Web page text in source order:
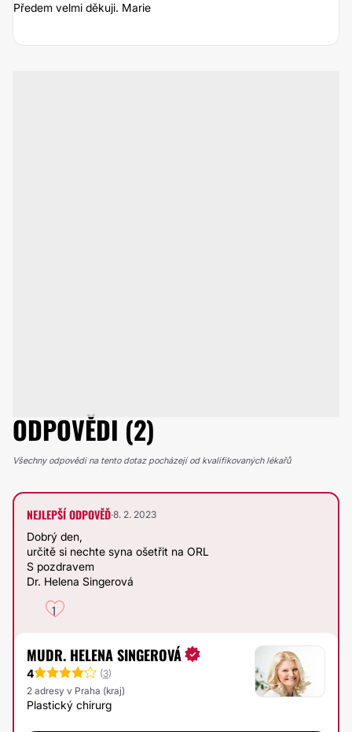
Předem velmi děkuji. Marie
ODPOVĚDI (2)
Všechny odpovědi na tento dotaz pocházejí od kvalifikovaných lékařů
NEJLEPŠÍ ODPOVĚĎ·8. 2. 2023
Dobrý den,
určitě si nechte syna ošetřit na ORL
S pozdravem
Dr. Helena Singerová
1
MUDR. HELENA SINGEROVÁ
4 (3)
2 adresy v Praha (kraj)
Plastický chirurg